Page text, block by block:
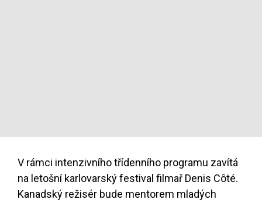
V rámci intenzivního třídenního programu zavítá
na letošní karlovarský festival filmař Denis Côté.
Kanadský režisér bude mentorem mladých